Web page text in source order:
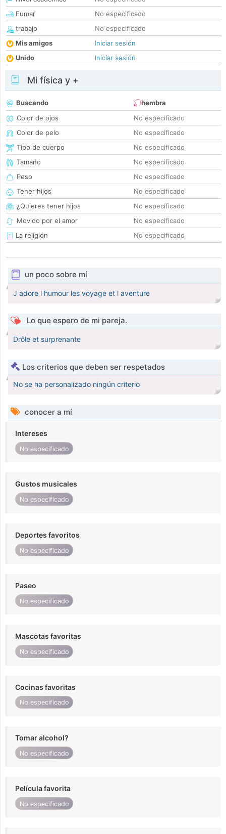
Fumar
No especificado
trabajo
No especificado
Mis amigos
Iniciar sesión
Unido
Iniciar sesión
Mi física y +
Buscando
hembra
Color de ojos
No especificado
Color de pelo
No especificado
Tipo de cuerpo
No especificado
Tamaño
No especificado
Peso
No especificado
Tener hijos
No especificado
¿Quieres tener hijos
No especificado
Movido por el amor
No especificado
La religión
No especificado
un poco sobre mí
J adore l humour les voyage et l aventure
Lo que espero de mi pareja.
Drôle et surprenante
Los criterios que deben ser respetados
No se ha personalizado ningún criterio
conocer a mí
Intereses
No especificado
Gustos musicales
No especificado
Deportes favoritos
No especificado
Paseo
No especificado
Mascotas favoritas
No especificado
Cocinas favoritas
No especificado
Tomar alcohol?
No especificado
Película favorita
No especificado